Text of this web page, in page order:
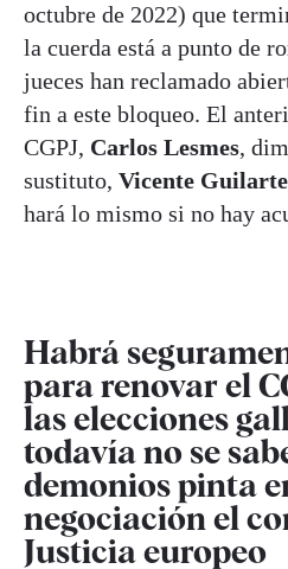
octubre de 2022) que
la cuerda está a punto de
jueces han reclamado
fin a este bloqueo. El
CGPJ, Carlos Lesmes,
sustituto, Vicente Guilarte
hará lo mismo si no hay
Habrá
para renovar el
las elecciones
todavía no se
demonios pinta
negociación el
Justicia europeo